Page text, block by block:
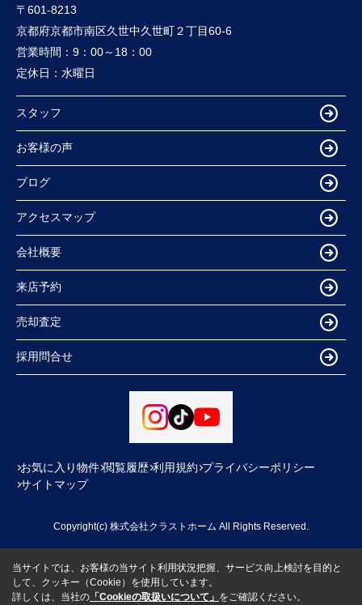
〒601-8213
京都府京都市南区久世中久世町２丁目60-6
営業時間： 9：00～18：00
定休日： 水曜日
スタッフ
お客様の声
ブログ
アクセスマップ
会社概要
来店予約
売却査定
採用問合せ
お気に入り物件 閲覧履歴 利用規約 プライバシーポリシー
サイトマップ
Copyright(c) 株式会社クラストホーム All Rights Reserved.
当サイトでは、お客様の当サイト利用状況把握、サービス向上検討を目的と
して、クッキー（Cookie）を使用しています。
詳しくは、当社の 「Cookieの取扱いについて」 をご確認ください。